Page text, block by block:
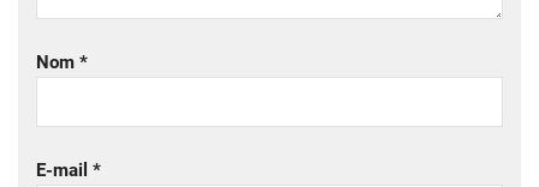
Nom *
E-mail *